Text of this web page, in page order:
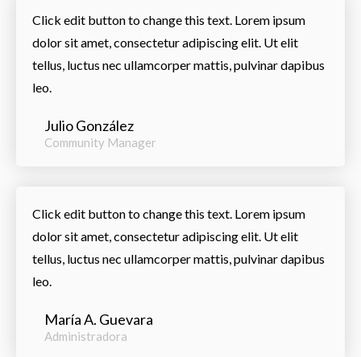
Click edit button to change this text. Lorem ipsum
dolor sit amet, consectetur adipiscing elit. Ut elit
tellus, luctus nec ullamcorper mattis, pulvinar dapibus
leo.
Julio González
Community Manager
Click edit button to change this text. Lorem ipsum
dolor sit amet, consectetur adipiscing elit. Ut elit
tellus, luctus nec ullamcorper mattis, pulvinar dapibus
leo.
María A. Guevara
Administradora